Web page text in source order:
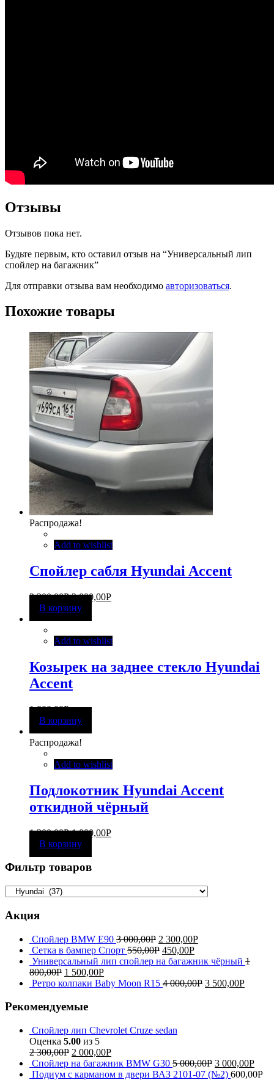
Отзывы
Отзывов пока нет.
Будьте первым, кто оставил отзыв на “Универсальный лип
спойлер на багажник”
Для отправки отзыва вам необходимо авторизоваться.
Похожие товары
Распродажа!
Add to wishlist
Спойлер сабля Hyundai Accent
2 200,00Р 2 000,00Р
В корзину
Add to wishlist
Козырек на заднее стекло Hyundai
Accent
1 800,00Р
В корзину
Распродажа!
Add to wishlist
Подлокотник Hyundai Accent
откидной чёрный
1 300,00Р 1 000,00Р
В корзину
Фильтр товаров
Акция
Спойлер BMW E90 3 000,00Р 2 300,00Р
Сетка в бампер Спорт 550,00Р 450,00Р
Универсальный лип спойлер на багажник чёрный 1
800,00Р 1 500,00Р
Ретро колпаки Baby Moon R15 4 000,00Р 3 500,00Р
Рекомендуемые
Спойлер лип Chevrolet Cruze sedan
Оценка 5.00 из 5
2 300,00Р 2 000,00Р
Спойлер на багажник BMW G30 5 000,00Р 3 000,00Р
Подиум с карманом в двери ВАЗ 2101-07 (№2) 600,00Р